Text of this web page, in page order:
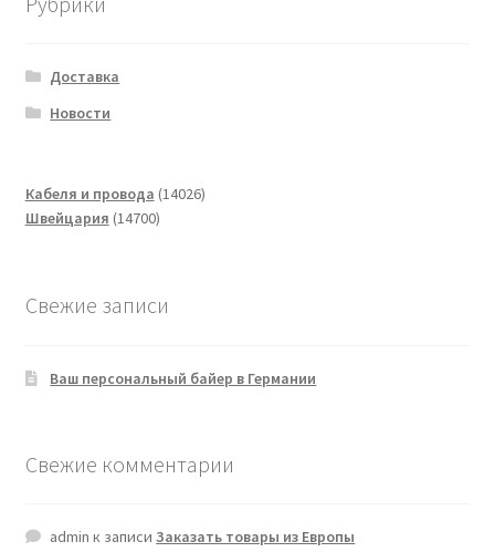
Доставка
Новости
Кабеля и провода 1402614026
Швейцария 1470014700
Свежие записи
Ваш персональный байер в Германии
Свежие комментарии
admin к записиЗаказать товары из Европы